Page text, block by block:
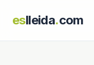
eslleida.com